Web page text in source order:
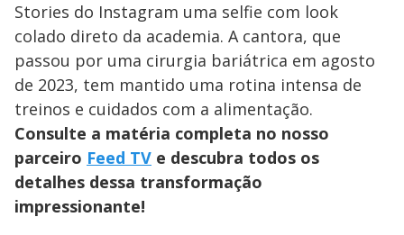
Stories do Instagram uma selfie com look
colado direto da academia. A cantora, que
passou por uma cirurgia bariátrica em agosto
de 2023, tem mantido uma rotina intensa de
treinos e cuidados com a alimentação.
Consulte a matéria completa no nosso
parceiro Feed TV e descubra todos os
detalhes dessa transformação
impressionante!